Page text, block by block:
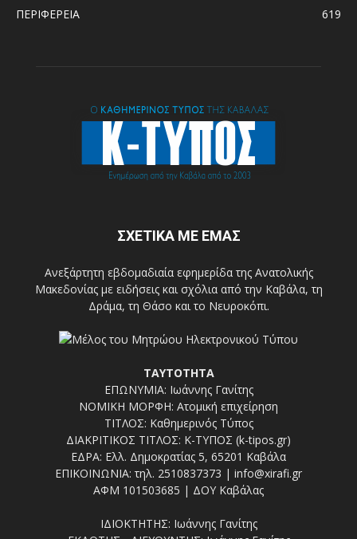
ΠΕΡΙΦΕΡΕΙΑ
619
ΣΧΕΤΙΚΑ ΜΕ ΕΜΑΣ
Ανεξάρτητη εβδομαδιαία εφημερίδα της Ανατολικής
Μακεδονίας με ειδήσεις και σχόλια από την Καβάλα, τη
Δράμα, τη Θάσο και το Νευροκόπι.
ΤΑΥΤΟΤΗΤΑ
ΕΠΩΝΥΜΙΑ: Ιωάννης Γανίτης
ΝΟΜΙΚΗ ΜΟΡΦΗ: Ατομική επιχείρηση
ΤΙΤΛΟΣ: Καθημερινός Τύπος
ΔΙΑΚΡΙΤΙΚΟΣ ΤΙΤΛΟΣ: Κ-ΤΥΠΟΣ (k-tipos.gr)
ΕΔΡΑ: Ελλ. Δημοκρατίας 5, 65201 Καβάλα
ΕΠΙΚΟΙΝΩΝΙΑ: τηλ. 2510837373 | info@xirafi.gr
ΑΦΜ 101503685 | ΔΟΥ Καβάλας
ΙΔΙΟΚΤΗΤΗΣ: Ιωάννης Γανίτης